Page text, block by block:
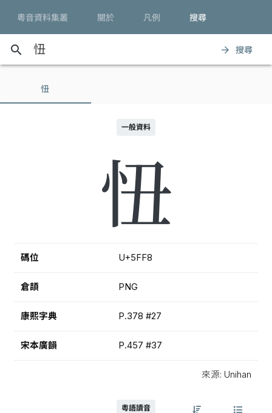
粵音資料集叢 關於 凡例 搜尋
search arrow_forward 搜尋
忸
一般資料
忸
碼位 U+5FF8
倉頡 PNG
康熙字典 P.378 #27
宋本廣韻 P.457 #37
來源: Unihan
粵語讀音